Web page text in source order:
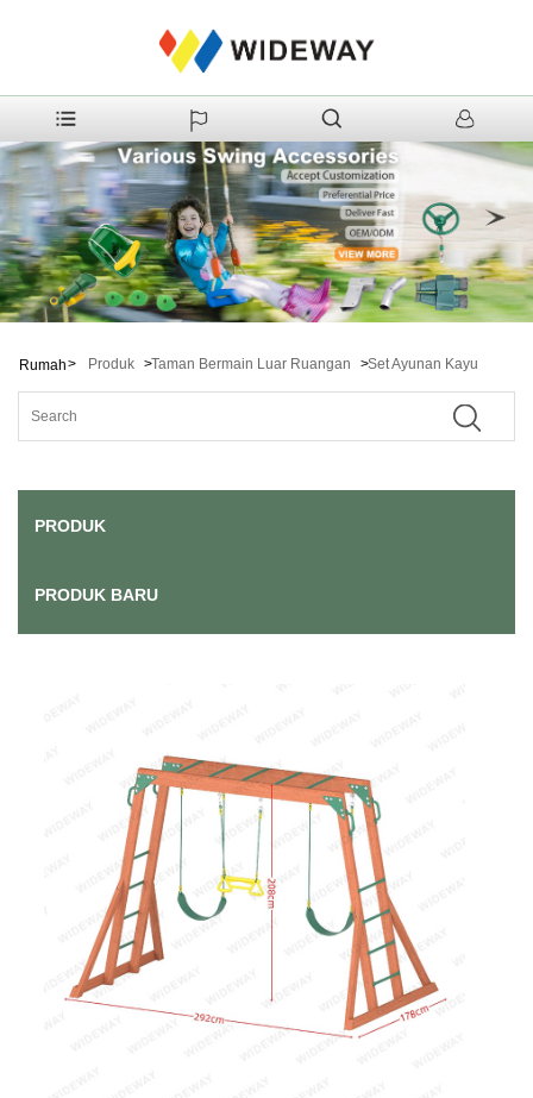
Rumah> Produk >Taman Bermain Luar Ruangan >Set Ayunan Kayu
PRODUK
PRODUK BARU